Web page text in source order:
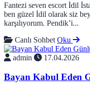
Fantezi seven escort İdil
ben güzel İdil olarak siz
karşılıyorum. Pendik’i...
Canlı Sohbet Oku
admin 17.04.2026
Bayan Kabul Eden